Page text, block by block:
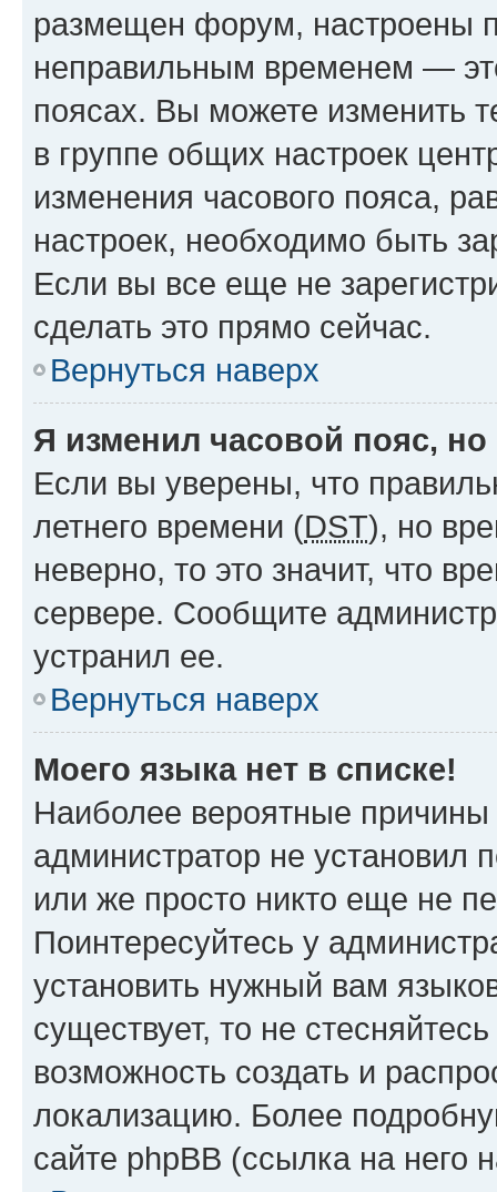
размещен форум, настроены
неправильным временем —
поясах. Вы можете изменить
в группе общих настроек
изменения часового пояса,
настроек, необходимо быть
Если вы все еще не
сделать это прямо сейчас.
Вернуться наверх
Я изменил часовой пояс,
Если вы уверены, что
летнего времени (DST), но
неверно, то это значит, что
сервере. Сообщите
устранил ее.
Вернуться наверх
Моего языка нет в списке!
Наиболее вероятные причины
администратор не установил
или же просто никто еще не
Поинтересуйтесь у
установить нужный вам
существует, то не
возможность создать и
локализацию. Более
сайте phpBB (ссылка на него